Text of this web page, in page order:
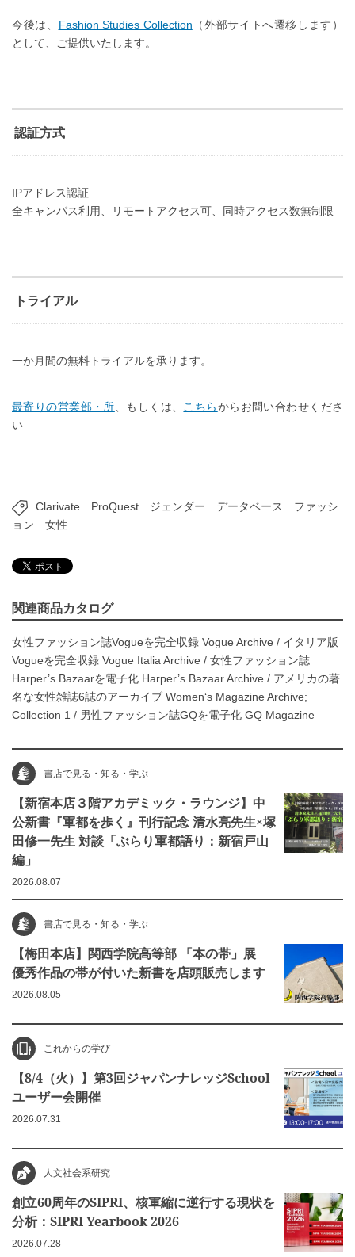
今後は、 Fashion Studies Collection （外部サイトへ遷移します）
として、ご提供いたします。
認証方式
IPアドレス認証
全キャンパス利用、リモートアクセス可、同時アクセス数無制限
トライアル
一か月間の無料トライアルを承ります。
最寄りの営業部・所 、もしくは、 こちらからお問い合わせくださ
い
Clarivate ProQuest ジェンダー データベース
ファッシ
ョン
女性
関連商品カタログ
女性ファッション誌Vogueを完全収録 Vogue Archive / イタリア版
Vogueを完全収録 Vogue Italia Archive / 女性ファッション誌
Harper’s Bazaarを電子化 Harper’s Bazaar Archive / アメリカの著
名な女性雑誌6誌のアーカイブ Women‘s Magazine Archive;
Collection 1 / 男性ファッション誌GQを電子化 GQ Magazine
書店で見る・知る・学ぶ
【新宿本店３階アカデミック・ラウンジ】中
公新書『軍都を歩く』刊行記念 清水亮先生×塚
田修一先生 対談「ぶらり軍都語り：新宿戸山
編」
2026.08.07
書店で見る・知る・学ぶ
【梅田本店】関西学院高等部 「本の帯」展
優秀作品の帯が付いた新書を店頭販売します
2026.08.05
これからの学び
【8/4（火）】第3回ジャパンナレッジSchool
ユーザー会開催
2026.07.31
人文社会系研究
創立60周年のSIPRI、核軍縮に逆行する現状を
分析：SIPRI Yearbook 2026
2026.07.28